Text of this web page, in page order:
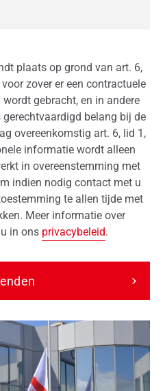
plaats op grond van art. 6,
zover er een contractuele
gebracht, en in andere
belang bij de
overeenkomstig art. 6, lid 1,
informatie wordt alleen
in overeenstemming met
indien nodig contact met u
te allen tijde met
Meer informatie over
in ons privacybeleid.